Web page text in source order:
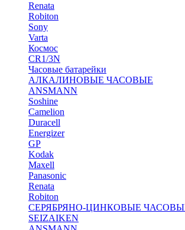
Renata
Robiton
Sony
Varta
Космос
CR1/3N
Часовые батарейки
АЛКАЛИНОВЫЕ ЧАСОВЫЕ
ANSMANN
Soshine
Camelion
Duracell
Energizer
GP
Kodak
Maxell
Panasonic
Renata
Robiton
СЕРЯБРЯНО-ЦИНКОВЫЕ
SEIZAIKEN